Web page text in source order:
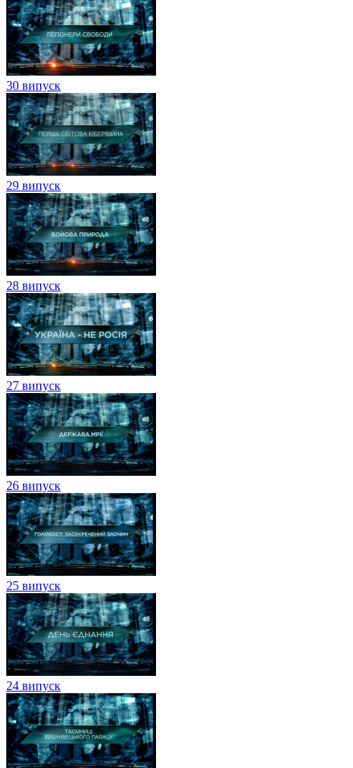
30 випуск
29 випуск
28 випуск
27 випуск
26 випуск
25 випуск
24 випуск